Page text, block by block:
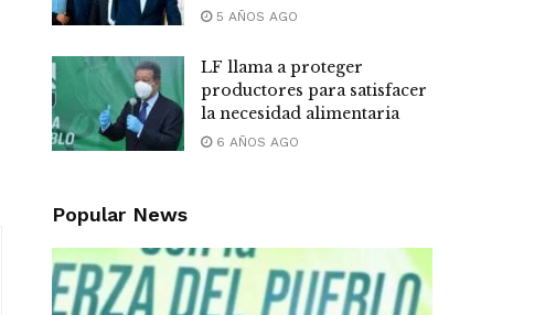
5 AÑOS AGO
LF llama a proteger
productores para satisfacer
la necesidad alimentaria
6 AÑOS AGO
Popular News